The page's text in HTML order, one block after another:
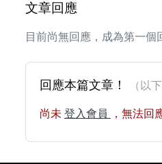
文章回應
目前尚無回應，成為第一個
回應本篇文章！ （以
尚未 登入會員 ，無法回